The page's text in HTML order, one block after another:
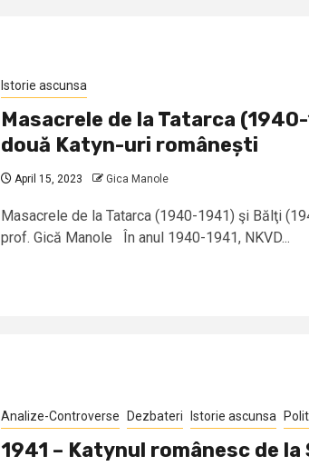
Istorie ascunsa
Masacrele de la Tatarca
două Katyn-uri românești
April 15, 2023 Gica Manole
Masacrele de la Tatarca (1940-1941) şi Bălţi
prof. Gică Manole În anul 1940-1941, NKVD...
Analize-Controverse Dezbateri Istorie ascunsa
1941 – Katynul românesc de la